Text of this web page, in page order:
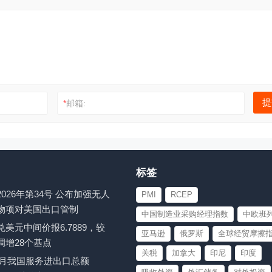
*邮箱:
年第34号 公布加强无人
项对美国出口管制
美元中间价报6.7889，较
增28个基点
我国服务进出口总额
标签
PMI RCEP
中国制造业采购经理指数 中欧班
亚马逊 俄罗斯 全球经贸摩擦
关税 加拿大 印尼 印度